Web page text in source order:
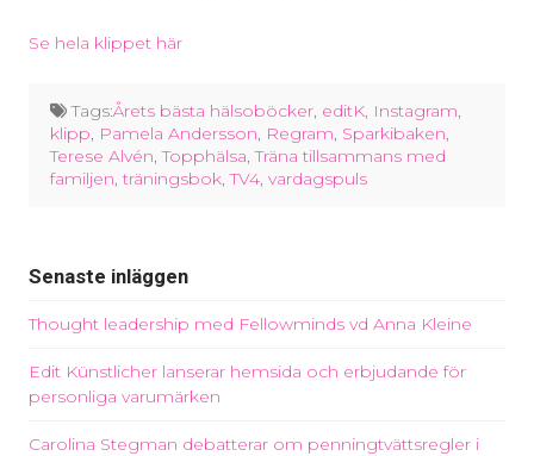
Se hela klippet här
Tags:Årets bästa hälsoböcker, editK, Instagram,
klipp, Pamela Andersson, Regram, Sparkibaken,
Terese Alvén,Topphälsa,Träna tillsammans med
familjen, träningsbok,TV4, vardagspuls
Senaste inläggen
Thought leadership med Fellowminds vd Anna Kleine
Edit Künstlicher lanserar hemsida och erbjudande för
personliga varumärken
Carolina Stegman debatterar om penningtvättsregler i